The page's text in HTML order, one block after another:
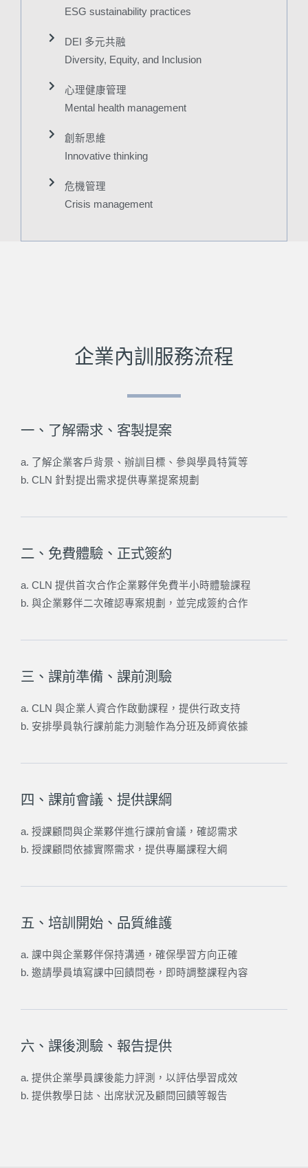
ESG sustainability practices
DEI 多元共融
Diversity, Equity, and Inclusion
心理健康管理
Mental health management
創新思維
Innovative thinking
危機管理
Crisis management
企業內訓服務流程
一、了解需求、客製提案
a. 了解企業客戶背景、辦訓目標、參與學員特質等
b. CLN 針對提出需求提供專業提案規劃
二、免費體驗、正式簽約
a. CLN 提供首次合作企業夥伴免費半小時體驗課程
b. 與企業夥伴二次確認專案規劃，並完成簽約合作
三、課前準備、課前測驗
a. CLN 與企業人資合作啟動課程，提供行政支持
b. 安排學員執行課前能力測驗作為分班及師資依據
四、課前會議、提供課綱
a. 授課顧問與企業夥伴進行課前會議，確認需求
b. 授課顧問依據實際需求，提供專屬課程大綱
五、培訓開始、品質維護
a. 課中與企業夥伴保持溝通，確保學習方向正確
b. 邀請學員填寫課中回饋問卷，即時調整課程內容
六、課後測驗、報告提供
a. 提供企業學員課後能力評測，以評估學習成效
b. 提供教學日誌、出席狀況及顧問回饋等報告